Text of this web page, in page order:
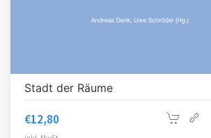
Stadt der Räume
€12,80